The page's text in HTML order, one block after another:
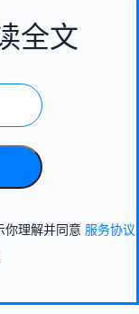
全文
你理解并同意 服务协议